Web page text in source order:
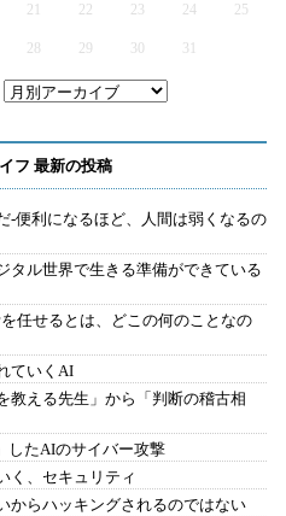
21 22 23 24 25
28 29 30 31
フ 最新の投稿
-便利になるほど、人間は弱くなるの
タル世界で生きる準備ができている
任せるとは、どこの何のことなの
ていくAI
教える先生」から「判断の稽古相
したAIのサイバー攻撃
く、セキュリティ
からハッキングされるのではない